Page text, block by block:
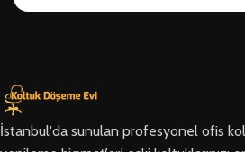
İstanbul'da sunulan profesyonel ofis